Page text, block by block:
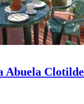
Abuela Clotilde